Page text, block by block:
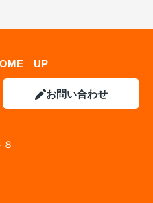
UP
お問い合わせ